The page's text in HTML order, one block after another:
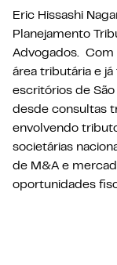
Eric Hissashi
Planejamento
Advogados. Com
área tributária e
escritórios de
desde consultas
envolvendo
societárias
de M&A e
oportunidades